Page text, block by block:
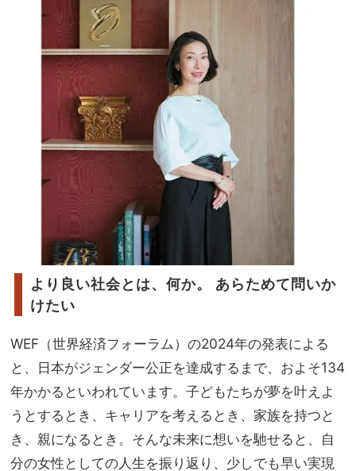
より良い社会とは、何か。 あらためて問いか
けたい
WEF（世界経済フォーラム）の2024年の発表による
と、日本がジェンダー公正を達成するまで、およそ134
年かかるといわれています。子どもたちが夢を叶えよ
うとするとき、キャリアを考えるとき、家族を持つと
き、親になるとき。そんな未来に想いを馳せると、自
分の女性としての人生を振り返り、少しでも早い実現